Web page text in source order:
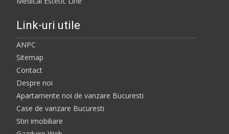
Link-uri utile
ANPC
Sitemap
Contact
Despre noi
Apartamente noi de vanzare Bucuresti
Case de vanzare Bucuresti
Stiri imobiliare